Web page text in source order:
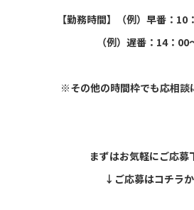
【勤務時間】（例）早番：
（例）遅番：14：00
※その他の時間枠でも応相談
まずはお気軽にご応募
↓ご応募はコチラ